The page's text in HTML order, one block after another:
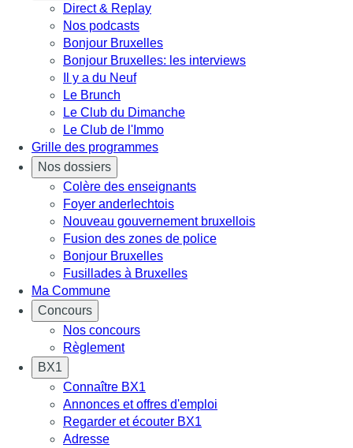
Direct & Replay
Nos podcasts
Bonjour Bruxelles
Bonjour Bruxelles: les interviews
Il y a du Neuf
Le Brunch
Le Club du Dimanche
Le Club de l'Immo
Grille des programmes
Nos dossiers
Colère des enseignants
Foyer anderlechtois
Nouveau gouvernement bruxellois
Fusion des zones de police
Bonjour Bruxelles
Fusillades à Bruxelles
Ma Commune
Concours
Nos concours
Règlement
BX1
Connaître BX1
Annonces et offres d'emploi
Regarder et écouter BX1
Adresse